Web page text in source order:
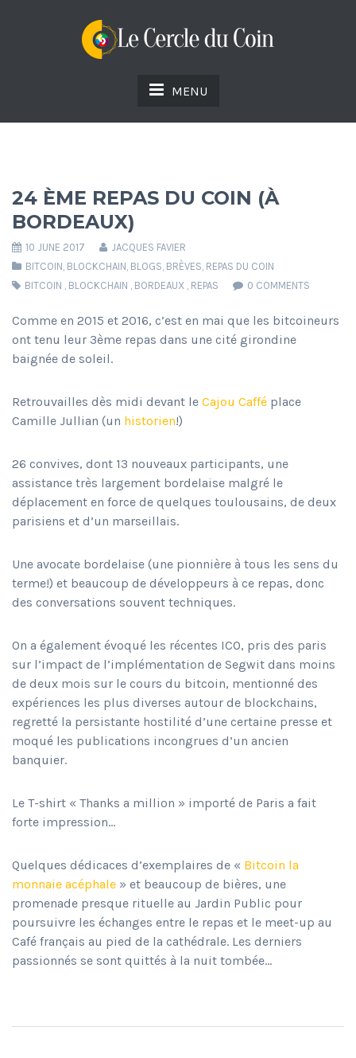
MENU
24 ÈME REPAS DU COIN (À
BORDEAUX)
10 JUNE 2017
JACQUES FAVIER
BITCOIN, BLOCKCHAIN, BLOGS, BRÈVES, REPAS DU COIN
BITCOIN , BLOCKCHAIN , BORDEAUX , REPAS 0 COMMENTS
Comme en 2015 et 2016, c’est en mai que les bitcoineurs
ont tenu leur 3ème repas dans une cité girondine
baignée de soleil.
Retrouvailles dès midi devant le Cajou Caffé place
Camille Jullian (un historien!)
26 convives, dont 13 nouveaux participants, une
assistance très largement bordelaise malgré le
déplacement en force de quelques toulousains, de deux
parisiens et d’un marseillais.
Une avocate bordelaise (une pionnière à tous les sens du
terme!) et beaucoup de développeurs à ce repas, donc
des conversations souvent techniques.
On a également évoqué les récentes ICO, pris des paris
sur l’impact de l’implémentation de Segwit dans moins
de deux mois sur le cours du bitcoin, mentionné des
expériences les plus diverses autour de blockchains,
regretté la persistante hostilité d’une certaine presse et
moqué les publications incongrues d’un ancien
banquier.
Le T-shirt « Thanks a million » importé de Paris a fait
forte impression…
Quelques dédicaces d’exemplaires de « Bitcoin la
monnaie acéphale » et beaucoup de bières, une
promenade presque rituelle au Jardin Public pour
poursuivre les échanges entre le repas et le meet-up au
Café français au pied de la cathédrale. Les derniers
passionnés se sont quittés à la nuit tombée…